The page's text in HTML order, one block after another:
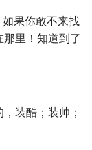
果你敢不来找
里！知道到了
装酷；装帅；